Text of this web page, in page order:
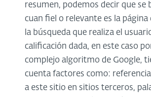
resumen, podemos decir que se
cuan fiel o relevante es la página
la búsqueda que realiza el
calificación dada, en este caso
complejo algoritmo de Google,
cuenta factores como:
a este sitio en sitios terceros,